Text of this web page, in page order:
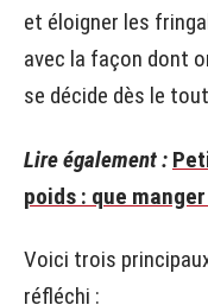
et éloigner les
avec la façon dont
se décide dès le
Lire également :
poids : que
Voici trois
réfléchi :